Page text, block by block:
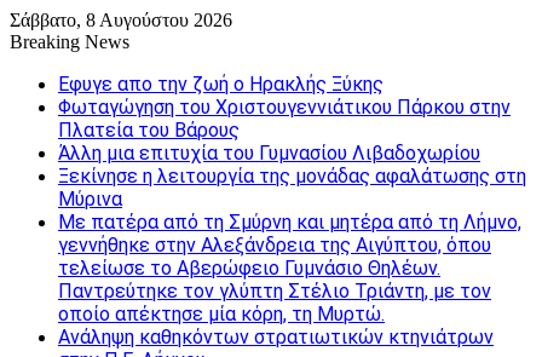
Σάββατο, 8 Αυγούστου 2026
Breaking News
Εφυγε απο την ζωή o Ηρακλής Ξύκης
Φωταγώγηση του Χριστουγεννιάτικου Πάρκου στην
Πλατεία του Βάρους
Άλλη μια επιτυχία του Γυμνασίου Λιβαδοχωρίου
Ξεκίνησε η λειτουργία της μονάδας αφαλάτωσης στη
Μύρινα
Με πατέρα από τη Σμύρνη και μητέρα από τη Λήμνο,
γεννήθηκε στην Αλεξάνδρεια της Αιγύπτου, όπου
τελείωσε το Αβερώφειο Γυμνάσιο Θηλέων.
Παντρεύτηκε τον γλύπτη Στέλιο Τριάντη, με τον
οποίο απέκτησε μία κόρη, τη Μυρτώ.
Ανάληψη καθηκόντων στρατιωτικών κτηνιάτρων